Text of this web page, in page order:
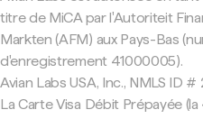
titre de MiCA par l'Autoriteit
Markten (AFM) aux Pays-Bas
d'enregistrement 41000005).
Avian Labs USA, Inc., NMLS ID
La Carte Visa Débit Prépayée